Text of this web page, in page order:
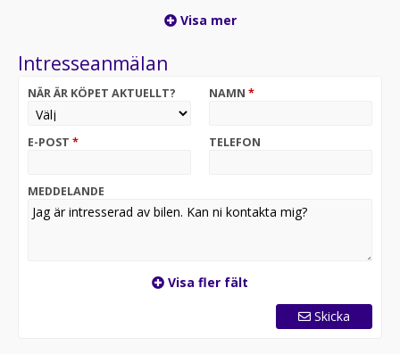
Den är leveransklar & utrustning över standard -
Multifunktionsratt
Touchscreen, Trötthetsvarnare, Bromsassistans,
Sätesvärme fram, Regnsensor, ABS, Antispinn
Servicehistorik:
2020-08-04 4925 mil
Övrig information om bilen:
Besiktigad till och med 2022-11-30.
Välkommen till Riddermark Bil AB - Sveriges största
märkesoberoende bilfirma! Alla våra bilar är
Visa mer
Intresseanmälan
NÄR ÄR KÖPET AKTUELLT? NAMN *
E-POST * TELEFON
MEDDELANDE
Visa fler fält
Skicka